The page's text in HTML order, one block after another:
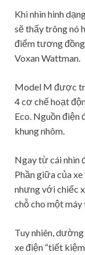
Khi nhìn hình
sẽ thấy trông nó
điểm tương
Voxan Wattman.
Model M được
4 cơ chế hoạt
Eco. Nguồn
khung nhôm.
Ngay từ cái nhìn
Phần giữa của
nhưng với chiếc
chỗ cho một máy
Tuy nhiên,
xe điện “tiết